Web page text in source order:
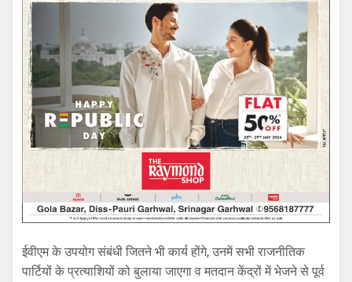
ईवीएम के उपयोग संबंधी जितने भी कार्य होंगे, उनमें सभी राजनीतिक
पार्टियों के प्रत्याशियों को बुलाया जाएगा व मतदान केंद्रों में भेजने से पूर्व